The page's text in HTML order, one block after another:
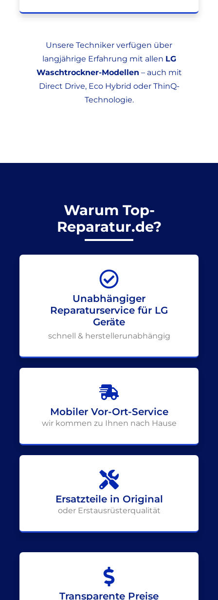
Unsere Techniker verfügen über
langjährige Erfahrung mit allen LG
Waschtrockner-Modellen – auch mit
Direct Drive, Eco Hybrid oder ThinQ-
Technologie.
Warum Top-
Reparatur.de?
Unabhängiger
Reparaturservice für LG
Geräte
schnell & herstellerunabhängig
Mobiler Vor-Ort-Service
wir kommen zu Ihnen nach Hause
Ersatzteile in Original
oder Erstausrüsterqualität
Transparente Preise